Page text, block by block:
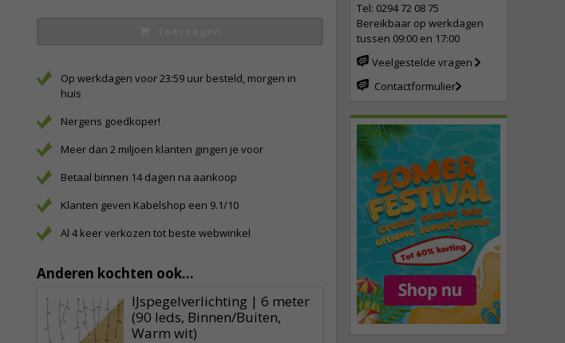
Tel: 0294 72 08 75
Bereikbaar op werkdagen
tussen 09:00 en 17:00
Veelgestelde vragen
Contactformulier
Op werkdagen voor 23:59 uur besteld, morgen in
huis
Nergens goedkoper!
Meer dan 2 miljoen klanten gingen je voor
Betaal binnen 14 dagen na aankoop
Klanten geven Kabelshop een 9.1/10
Al 4 keer verkozen tot beste webwinkel
Anderen kochten ook...
IJspegelverlichting | 6 meter
(90 leds, Binnen/Buiten,
Warm wit)